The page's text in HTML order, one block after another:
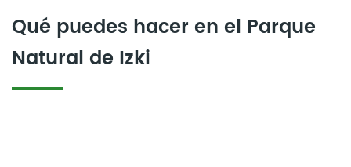
Qué puedes hacer en el Parque
Natural de Izki